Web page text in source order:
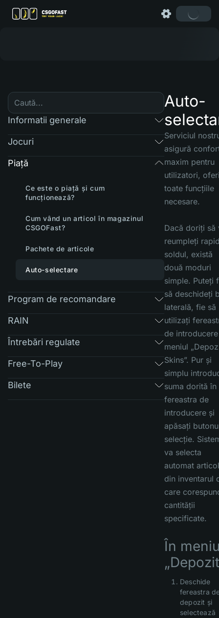
Informatii generale
Jocuri
Piaţă
Ce este o piață și cum
funcționează?
Cum vând un articol în magazinul
CSGOFast?
Pachete de articole
Auto-selectare
Program de recomandare
RAIN
Întrebări regulate
Free-To-Play
Bilete
Auto-
Serviciul
asigură
maxim pentru
utilizatori,
toate funcțiile
necesare.
Dacă doriți să
reumpleți
soldul, există
două moduri
simple. Puteți
să deschideți
laterală, fie să
utilizați
de
meniul
Skins”. Pur și
simplu
suma dorită în
fereastra de
introducere și
apăsați
selecție.
va selecta
automat
din inventarul
care
cantității
specificate.
În
Deschide
fereastra
depozit și
selectează